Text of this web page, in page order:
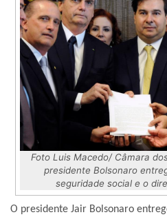
Foto Luis Macedo/ Câmara
presidente Bolsonaro
seguridade social e o
O presidente Jair Bolsonaro